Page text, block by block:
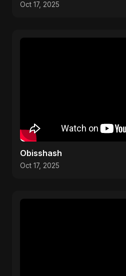
Oct 17, 2025
Obisshash
Oct 17, 2025